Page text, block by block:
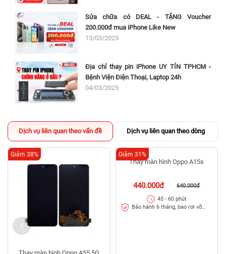
Sửa chữa có DEAL - TẶNG Voucher
200.000đ mua iPhone Like New
13/03/2025
Địa chỉ thay pin iPhone UY TÍN TPHCM -
Bệnh Viện Điện Thoại, Laptop 24h
04/03/2025
Dịch vụ liên quan theo vấn đề Dịch vụ liên quan theo dòng
Giảm 38% Giảm 31%